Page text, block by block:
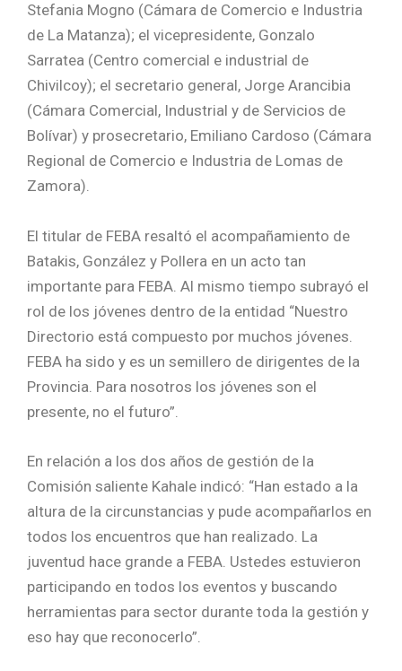
Stefania Mogno (Cámara de Comercio e Industria
de La Matanza); el vicepresidente, Gonzalo
Sarratea (Centro comercial e industrial de
Chivilcoy); el secretario general, Jorge Arancibia
(Cámara Comercial, Industrial y de Servicios de
Bolívar) y prosecretario, Emiliano Cardoso (Cámara
Regional de Comercio e Industria de Lomas de
Zamora).
El titular de FEBA resaltó el acompañamiento de
Batakis, González y Pollera en un acto tan
importante para FEBA. Al mismo tiempo subrayó el
rol de los jóvenes dentro de la entidad “Nuestro
Directorio está compuesto por muchos jóvenes.
FEBA ha sido y es un semillero de dirigentes de la
Provincia. Para nosotros los jóvenes son el
presente, no el futuro”.
En relación a los dos años de gestión de la
Comisión saliente Kahale indicó: “Han estado a la
altura de la circunstancias y pude acompañarlos en
todos los encuentros que han realizado. La
juventud hace grande a FEBA. Ustedes estuvieron
participando en todos los eventos y buscando
herramientas para sector durante toda la gestión y
eso hay que reconocerlo”.